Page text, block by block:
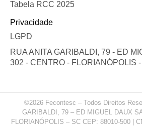
Tabela RCC 2025
Privacidade
LGPD
RUA ANITA GARIBALDI, 79 - ED
302 - CENTRO - FLORIANÓPOLIS
©2026 Fecontesc – Todos Direitos
GARIBALDI, 79 – ED MIGUEL DAUX
FLORIANÓPOLIS – SC CEP: 88010-500 |